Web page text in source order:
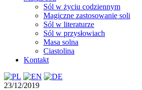
Sól w życiu codziennym
Magiczne zastosowanie soli
Sól w literaturze
Sól w przysłowiach
Masa solna
Ciastolina
Kontakt
23/12/2019